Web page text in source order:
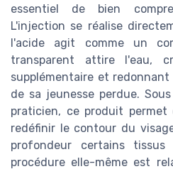
essentiel de bien
L'injection se réalise
l'acide agit comme un
transparent attire l'eau,
supplémentaire et
de sa jeunesse perdue.
praticien, ce produit permet
redéfinir le contour du
profondeur certains
procédure elle-même est